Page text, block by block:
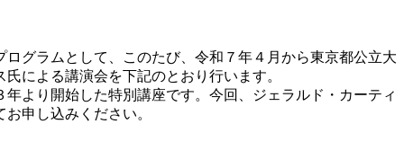
グラムとして、このたび、令和７年４月から東京都公立大
による講演会を下記のとおり行います。
より開始した特別講座です。今回、ジェラルド・カーティ
申し込みください。